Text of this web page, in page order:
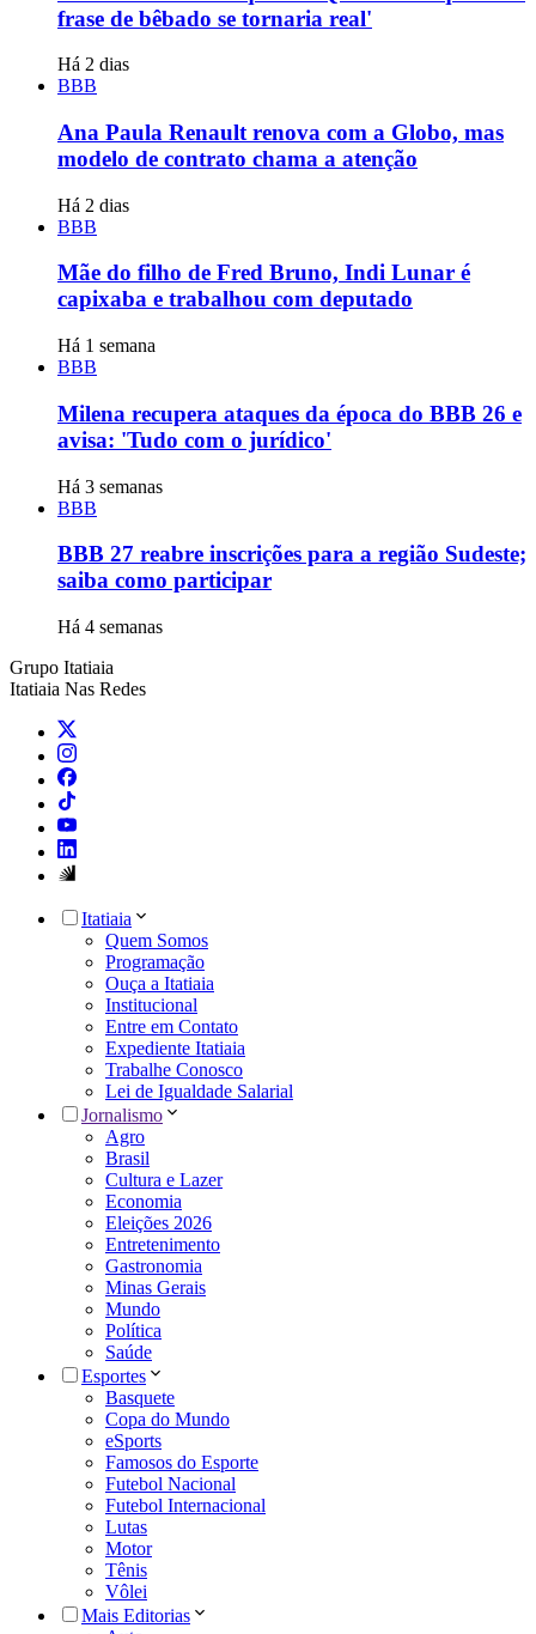
frase de bêbado se tornaria real'
Há 2 dias
BBB
Ana Paula Renault renova com a Globo, mas
modelo de contrato chama a atenção
Há 2 dias
BBB
Mãe do filho de Fred Bruno, Indi Lunar é
capixaba e trabalhou com deputado
Há 1 semana
BBB
Milena recupera ataques da época do BBB 26 e
avisa: 'Tudo com o jurídico'
Há 3 semanas
BBB
BBB 27 reabre inscrições para a região Sudeste;
saiba como participar
Há 4 semanas
Grupo Itatiaia
Itatiaia Nas Redes
Itatiaia
Quem Somos
Programação
Ouça a Itatiaia
Institucional
Entre em Contato
Expediente Itatiaia
Trabalhe Conosco
Lei de Igualdade Salarial
Jornalismo
Agro
Brasil
Cultura e Lazer
Economia
Eleições 2026
Entretenimento
Gastronomia
Minas Gerais
Mundo
Política
Saúde
Esportes
Basquete
Copa do Mundo
eSports
Famosos do Esporte
Futebol Nacional
Futebol Internacional
Lutas
Motor
Tênis
Vôlei
Mais Editorias